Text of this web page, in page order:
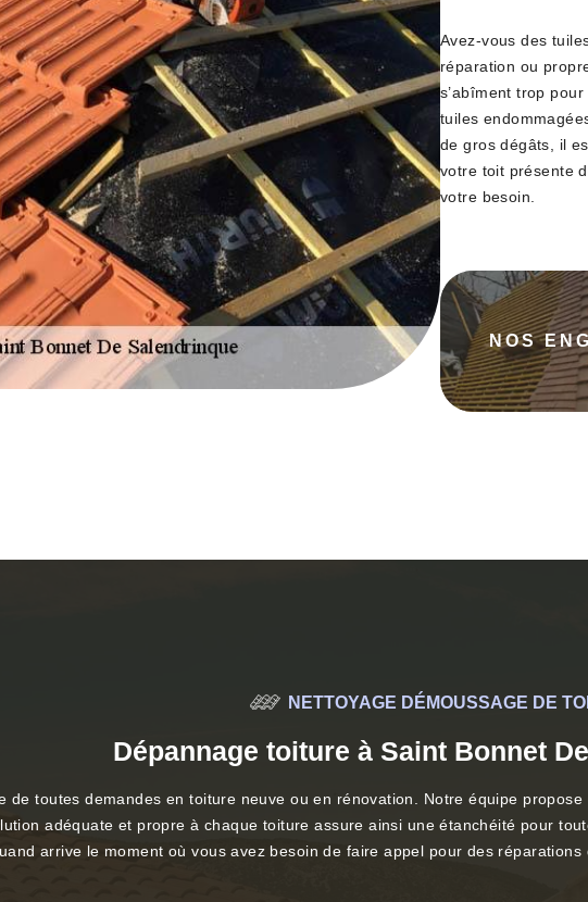
Avez-vous des
réparation ou
s’abîment trop
tuiles
de gros dégâts, il
votre toit présente
votre besoin.
NOS
NETTOYAGE DÉMOUSSAGE DE
Dépannage toiture à Saint Bonnet
de toutes demandes en toiture neuve ou en rénovation. Notre équipe
adéquate et propre à chaque toiture assure ainsi une étanchéité pour
arrive le moment où vous avez besoin de faire appel pour des